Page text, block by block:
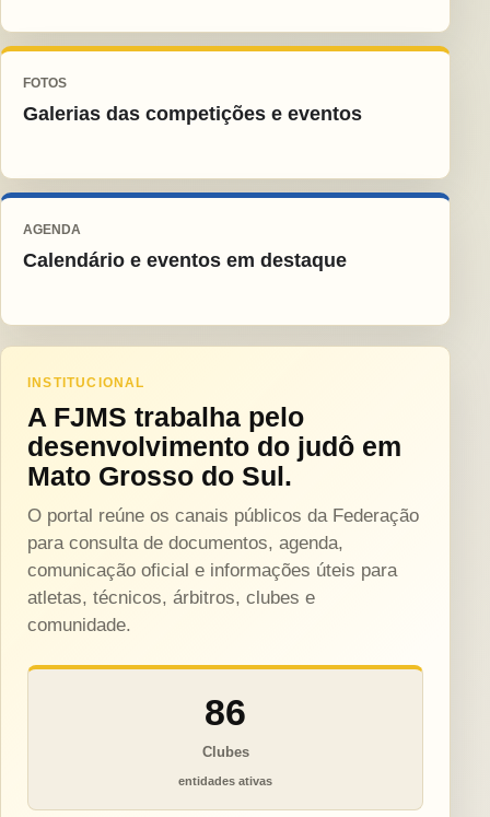
FOTOS
Galerias das competições e eventos
AGENDA
Calendário e eventos em destaque
INSTITUCIONAL
A FJMS trabalha pelo
desenvolvimento do judô em
Mato Grosso do Sul.
O portal reúne os canais públicos da Federação
para consulta de documentos, agenda,
comunicação oficial e informações úteis para
atletas, técnicos, árbitros, clubes e
comunidade.
86
Clubes
entidades ativas